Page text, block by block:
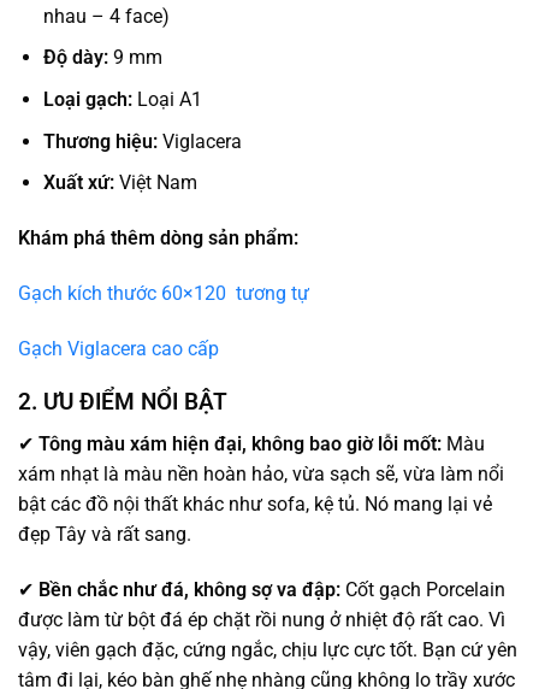
nhau – 4 face)
Độ dày:9 mm
Loại gạch:Loại A1
Thương hiệu:Viglacera
Xuất xứ:Việt Nam
Khám phá thêm dòng sản phẩm:
Gạch kích thước 60×120 tương tự
Gạch Viglacera cao cấp
2. ƯU ĐIỂM NỔI BẬT
✔ Tông màu xám hiện đại, không bao giờ lỗi mốt: Màu
xám nhạt là màu nền hoàn hảo, vừa sạch sẽ, vừa làm nổi
bật các đồ nội thất khác như sofa, kệ tủ. Nó mang lại vẻ
đẹp Tây và rất sang.
✔ Bền chắc như đá, không sợ va đập: Cốt gạch Porcelain
được làm từ bột đá ép chặt rồi nung ở nhiệt độ rất cao. Vì
vậy, viên gạch đặc, cứng ngắc, chịu lực cực tốt. Bạn cứ yên
tâm đi lại, kéo bàn ghế nhẹ nhàng cũng không lo trầy xước